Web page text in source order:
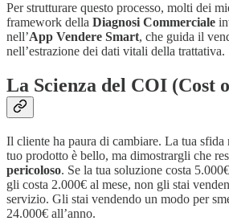
Per strutturare questo processo, molti dei
framework della Diagnosi Commerciale
nell’App Vendere Smart, che guida il
nell’estrazione dei dati vitali della trattativa.
La Scienza del COI (Cost
Il cliente ha paura di cambiare. La tua
tuo prodotto è bello, ma dimostrargli che
pericoloso. Se la tua soluzione costa
gli costa 2.000€ al mese, non gli stai
servizio. Gli stai vendendo un modo per
24.000€ all’anno.